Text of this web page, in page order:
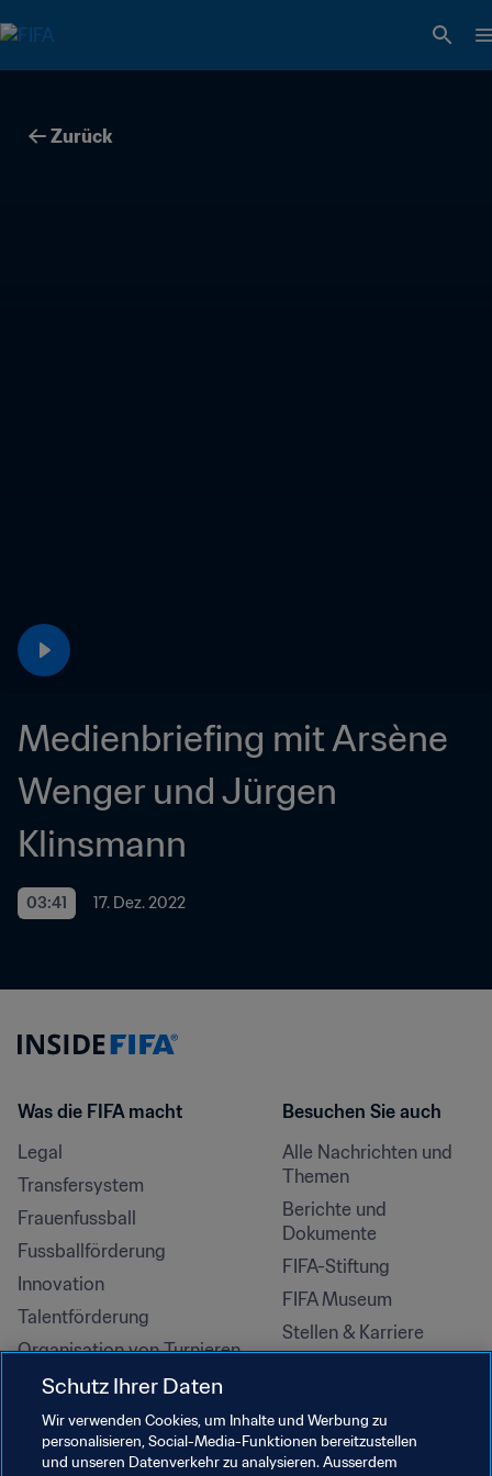
Zurück
Medienbriefing mit Arsène
Wenger und Jürgen
Klinsmann
03:41 17. Dez. 2022
Was die FIFA macht
Legal
Transfersystem
Frauenfussball
Fussballförderung
Innovation
Talentförderung
Organisation von Turnieren
Nachhaltigkeit
Menschenrechte und
Antidiskriminierung
Besuchen Sie auch
Alle Nachrichten und
Themen
Berichte und
Dokumente
FIFA-Stiftung
FIFA Museum
Stellen & Karriere
Schutz Ihrer Daten
Wir verwenden Cookies, um Inhalte und Werbung zu
personalisieren, Social-Media-Funktionen bereitzustellen
und unseren Datenverkehr zu analysieren. Ausserdem